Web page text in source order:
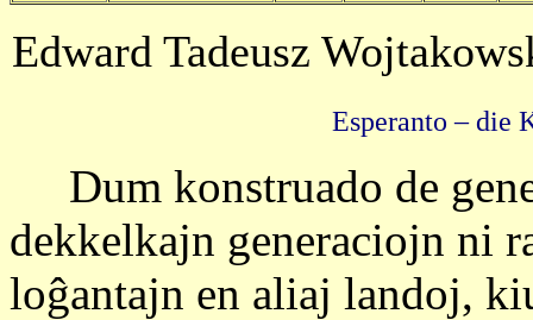
Edward Tadeusz
Esperanto – die
Dum konstruado de
dekkelkajn generaciojn ni
loĝantajn en aliaj landoj,